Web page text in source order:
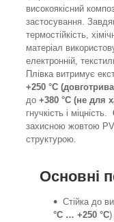
високоякісний
застосування.
термостійкість,
матеріал
електронній,
Плівка витримує
+250 °C
до +380 °C (не для
гнучкість і міцність.
захисною жовтою
структурою.
Основні
Стійка до
°C … +250 °C)